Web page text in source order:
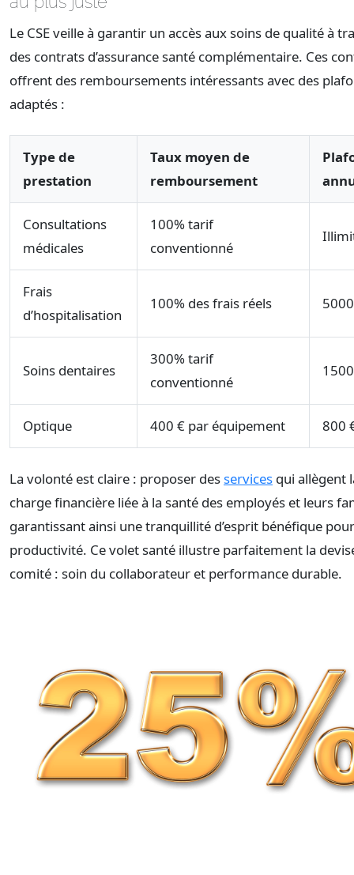
Le CSE veille à garantir un accès aux soins de qualité à
des contrats d’assurance santé complémentaire. Ces
offrent des remboursements intéressants avec des
adaptés :
Type de
prestation
Taux moyen de
remboursement
Consultations
médicales
100% tarif
conventionné
Frais
d’hospitalisation
100% des frais réels
Soins dentaires
300% tarif
conventionné
Optique 400 € par équipement 800
La volonté est claire : proposer desservices qui allègent
charge financière liée à la santé des employés et leurs
garantissant ainsi une tranquillité d’esprit bénéfique
productivité. Ce volet santé illustre parfaitement la
comité : soin du collaborateur et performance durable.